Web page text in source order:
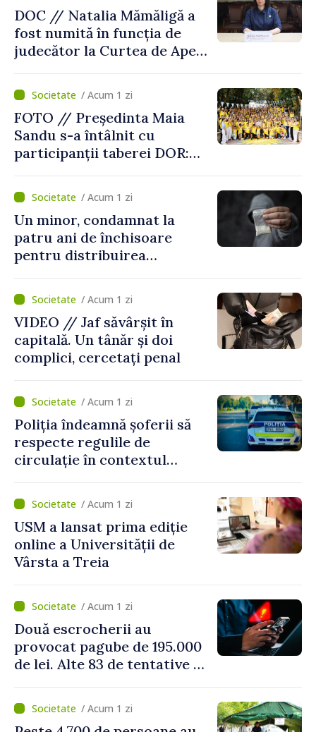
DOC // Natalia Mămăligă a
fost numită în funcția de
judecător la Curtea de Apel
/ Acum 1 zi
FOTO // Președinta Maia
Sandu s-a întâlnit cu
participanții taberei DOR:
noastră rămâne puternică”
/ Acum 1 zi
Un minor, condamnat la
patru ani de închisoare
pentru distribuirea
/ Acum 1 zi
VIDEO // Jaf săvârșit în
capitală. Un tânăr și doi
complici, cercetați penal
/ Acum 1 zi
Poliția îndeamnă șoferii să
respecte regulile de
circulație în contextul
perioada concediilor
/ Acum 1 zi
USM a lansat prima ediție
online a Universității de
Vârsta a Treia
/ Acum 1 zi
Două escrocherii au
provocat pagube de 195.000
de lei. Alte 83 de tentative au
/ Acum 1 zi